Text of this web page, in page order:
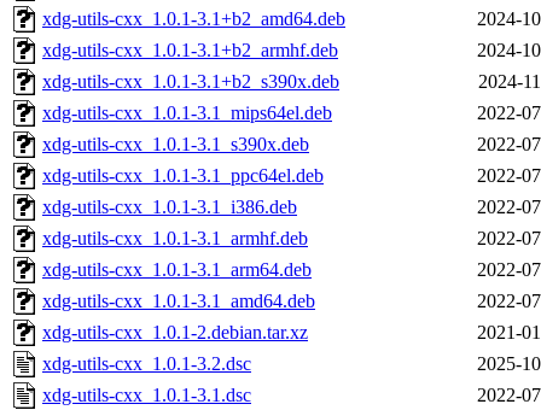
xdg-utils-cxx_1.0.1-3.1+b2_amd64.deb
2024-
xdg-utils-cxx_1.0.1-3.1+b2_armhf.deb
2024-
xdg-utils-cxx_1.0.1-3.1+b2_s390x.deb
2024-
xdg-utils-cxx_1.0.1-3.1_mips64el.deb
2022-
xdg-utils-cxx_1.0.1-3.1_s390x.deb
2022-
xdg-utils-cxx_1.0.1-3.1_ppc64el.deb
2022-
xdg-utils-cxx_1.0.1-3.1_i386.deb
2022-
xdg-utils-cxx_1.0.1-3.1_armhf.deb
2022-
xdg-utils-cxx_1.0.1-3.1_arm64.deb
2022-
xdg-utils-cxx_1.0.1-3.1_amd64.deb
2022-
xdg-utils-cxx_1.0.1-2.debian.tar.xz
2021-
xdg-utils-cxx_1.0.1-3.2.dsc
2025-
xdg-utils-cxx_1.0.1-3.1.dsc
2022-